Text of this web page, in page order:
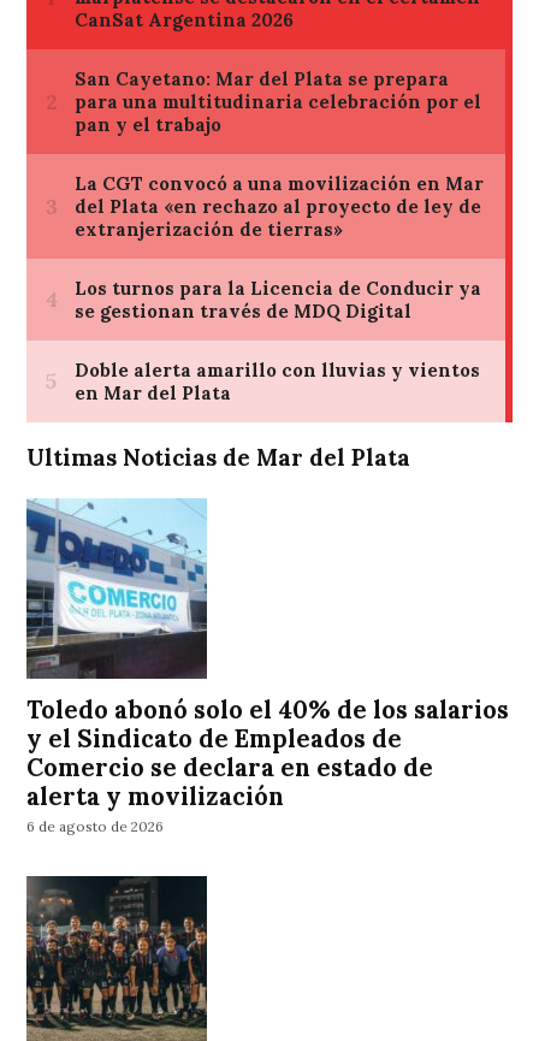
Ultimas Noticias de Mar del Plata
Toledo abonó solo el 40% de los salarios
y el Sindicato de Empleados de
Comercio se declara en estado de
alerta y movilización
6 de agosto de 2026